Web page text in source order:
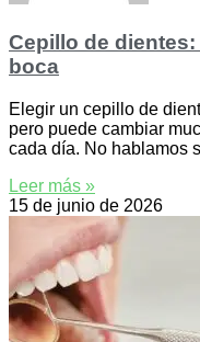
Cepillo de
boca
Elegir un cepillo de
pero puede cambiar
cada día. No hablamos
Leer más »
15 de junio de 2026